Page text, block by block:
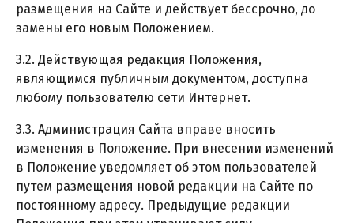
размещения на Сайте и действует бессрочно, до
замены его новым Положением.
3.2. Действующая редакция Положения,
являющимся публичным документом, доступна
любому пользователю сети Интернет.
3.3. Администрация Сайта вправе вносить
изменения в Положение. При внесении изменений
в Положение уведомляет об этом пользователей
путем размещения новой редакции на Сайте по
постоянному адресу. Предыдущие редакции